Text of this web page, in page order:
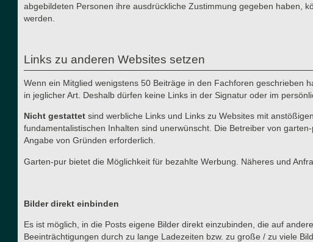
abgebildeten Personen ihre ausdrückliche Zustimmung gegeben haben,
werden.
Links zu anderen Websites setzen
Wenn ein Mitglied wenigstens 50 Beiträge in den Fachforen geschrieben
in jeglicher Art. Deshalb dürfen keine Links in der Signatur oder im
Nicht gestattet sind werbliche Links und Links zu Websites mit
fundamentalistischen Inhalten sind unerwünscht. Die Betreiber von
Angabe von Gründen erforderlich.
Garten-pur bietet die Möglichkeit für bezahlte Werbung. Näheres und
Bilder direkt einbinden
Es ist möglich, in die Posts eigene Bilder direkt einzubinden, die auf
Beeinträchtigungen durch zu lange Ladezeiten bzw. zu große / zu viele